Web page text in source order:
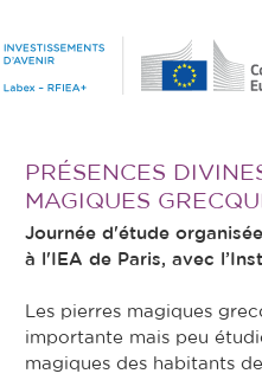
PRÉSENCES
MAGIQUES
Journée d'étude
à l'IEA de Paris, avec
Les pierres magiques
importante mais peu
magiques des habitants